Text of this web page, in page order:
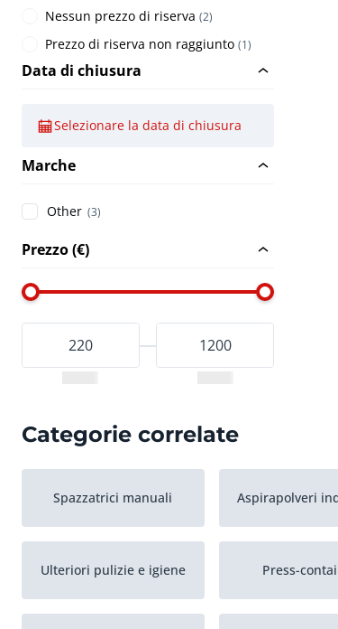
Nessun prezzo di riserva (2)
Prezzo di riserva non raggiunto (1)
Data di chiusura
Selezionare la data di chiusura
Marche
Other (3)
Prezzo (€)
Categorie correlate
Spazzatrici manuali Aspirapolveri
Ulteriori pulizie e igiene Press-